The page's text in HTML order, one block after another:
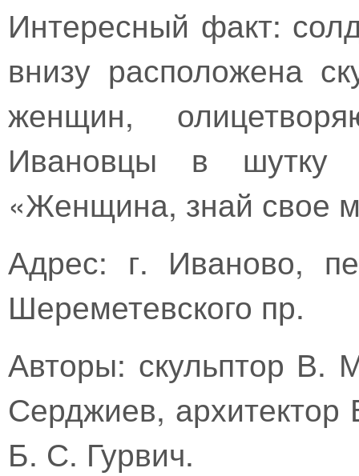
Интересный факт:
внизу расположена
женщин,
Ивановцы в шутку
«Женщина, знай свое
Адрес: г. Иваново,
Шереметевского пр.
Авторы: скульптор В.
Серджиев, архитектор
Б. С. Гурвич.